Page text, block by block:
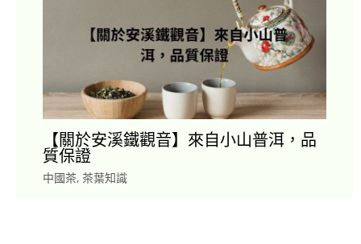
【關於安溪鐵觀音】來自小山普洱，品
質保證
中國茶, 茶葉知識